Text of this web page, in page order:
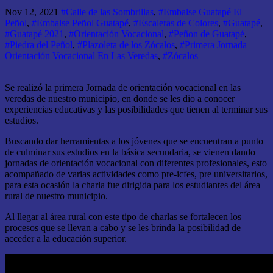
Nov 12, 2021 #Calle de las Sombrillas, #Embalse Guatapé El
Peñol, #Embalse Peñol Guatapé, #Escaleras de Colores, #Guatapé,
#Guatapé 2021 , #Orientación Vocacional, #Peñon de Guatapé,
#Piedra del Peñol, #Plazoleta de los Zócalos, #Primera Jornada
Orientación Vocacional En Las Veredas, #Zócalos
Se realizó la primera Jornada de orientación vocacional en las
veredas de nuestro municipio, en donde se les dio a conocer
experiencias educativas y las posibilidades que tienen al terminar sus
estudios.
Buscando dar herramientas a los jóvenes que se encuentran a punto
de culminar sus estudios en la básica secundaria, se vienen dando
jornadas de orientación vocacional con diferentes profesionales, esto
acompañado de varias actividades como pre-icfes, pre universitarios,
para esta ocasión la charla fue dirigida para los estudiantes del área
rural de nuestro municipio.
Al llegar al área rural con este tipo de charlas se fortalecen los
procesos que se llevan a cabo y se les brinda la posibilidad de
acceder a la educación superior.